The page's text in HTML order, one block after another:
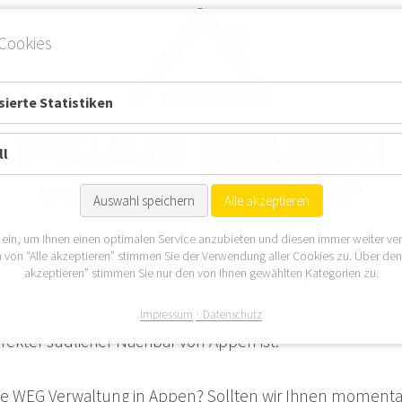
ist am Südrand des Kreises Pinneberg gelegen, wo
auch als Standort zurWEG Verwaltung in Hamburg
südlicher Nachbar von Appen ist.
WEG Verwaltung in Appen? Sollten wir Ihnen
Statistiken
Auswahl speichern Alle akzeptieren
um Ihnen einen optimalen Service anzubieten und diesen immer weiter
“Alle akzeptieren” stimmen Sie der Verwendung aller Cookies zu. Über
akzeptieren” stimmen Sie nur den von Ihnen gewählten Kategorien zu.
Impressum Datenschutz